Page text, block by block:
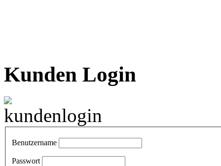
Kunden Login
Benutzername
Passwort